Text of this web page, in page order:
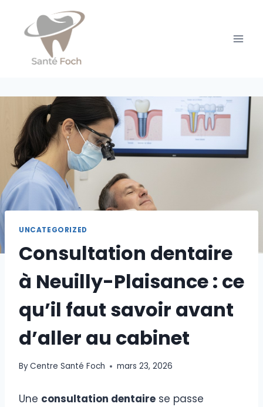
content
UNCATEGORIZED
Consultation dentaire
à Neuilly-Plaisance : ce
qu’il faut savoir avant
d’aller au cabinet
ByCentre Santé Foch mars 23, 2026
Une consultation dentaire se passe